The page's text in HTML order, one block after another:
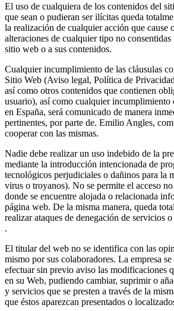
El uso de cualquiera de los contenidos del
que sean o pudieran ser ilícitas queda
la realización de cualquier acción que cause
alteraciones de cualquier tipo no
sitio web o a sus contenidos.
Cualquier incumplimiento de las cláusulas
Sitio Web (Aviso legal, Política de
así como otros contenidos que contienen
usuario), así como cualquier incumplimiento
en España, será comunicado de manera
pertinentes, por parte de. Emilio Angles,
cooperar con las mismas.
Nadie debe realizar un uso indebido de la
mediante la introducción intencionada de
tecnológicos perjudiciales o dañinos para la
virus o troyanos). No se permite el acceso
donde se encuentre alojada o relacionada
página web. De la misma manera, queda
realizar ataques de denegación de servicios
.
El titular del web no se identifica con las
mismo por sus colaboradores. La empresa
efectuar sin previo aviso las modificaciones
en su Web, pudiendo cambiar, suprimir o
y servicios que se presten a través de la
que éstos aparezcan presentados o